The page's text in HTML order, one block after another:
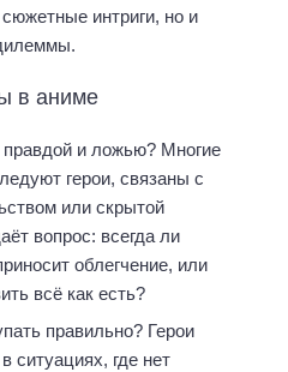
интриги, но и
в аниме
правдой и ложью? Многие
герои, связаны с
или скрытой
вопрос: всегда ли
облегчение, или
всё как есть?
правильно? Герои
ситуациях, где нет